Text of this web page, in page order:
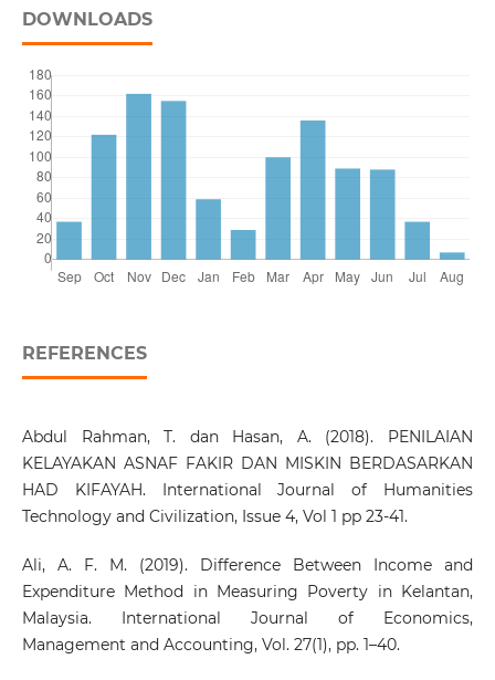
DOWNLOADS
REFERENCES
Abdul Rahman, T. dan Hasan, A. (2018). PENILAIAN
KELAYAKAN ASNAF FAKIR DAN MISKIN BERDASARKAN
HAD KIFAYAH. International Journal of Humanities
Technology and Civilization, Issue 4, Vol 1 pp 23-41.
Ali, A. F. M. (2019). Difference Between Income and
Expenditure Method in Measuring Poverty in Kelantan,
Malaysia. International Journal of Economics,
Management and Accounting, Vol. 27(1), pp. 1–40.